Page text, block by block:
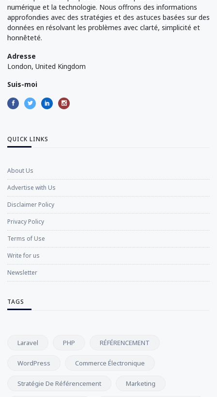
numérique et la technologie. Nous offrons des informations
approfondies avec des stratégies et des astuces basées sur des
données en résolvant les problèmes avec clarté, simplicité et
honnêteté.
Adresse
London, United Kingdom
Suis-moi
QUICK LINKS
About Us
Advertise with Us
Disclaimer Policy
Privacy Policy
Terms of Use
Write for us
Newsletter
TAGS
Laravel PHP RÉFÉRENCEMENT
WordPress Commerce Électronique
Stratégie De Référencement Marketing